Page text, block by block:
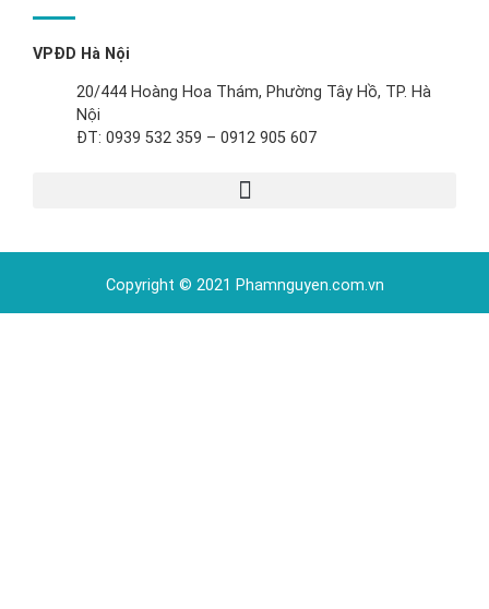
VPĐD Hà Nội
20/444 Hoàng Hoa Thám, Phường Tây Hồ, TP. Hà
Nội
ĐT: 0939 532 359 – 0912 905 607
Copyright © 2021 Phamnguyen.com.vn